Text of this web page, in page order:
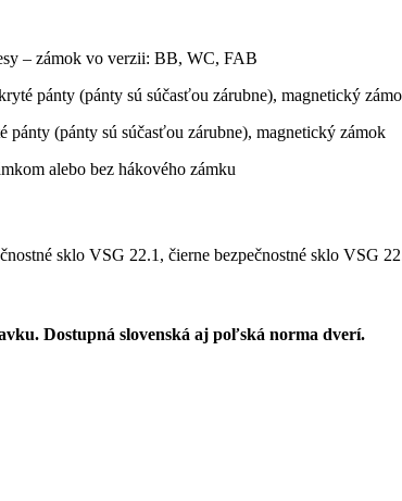
– zámok vo verzii: BB, WC, FAB
pánty (pánty sú súčasťou zárubne), magnetický
(pánty sú súčasťou zárubne), magnetický zámok
alebo bez hákového zámku
sklo VSG 22.1, čierne bezpečnostné sklo VSG
Dostupná slovenská aj poľská norma dverí.